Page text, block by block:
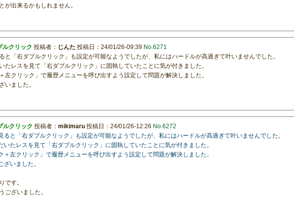
が出来るかもしれません。
ルクリック 投稿者： じんた 投稿日：24/01/26-09:39 No.6271
と「右ダブルクリック」も設定が可能なようでしたが、私にはハードルが高過ぎて叶いませんでした。
たレスを見て「右ダブルクリック」に固執していたことに気が付きました。
左クリック」で履歴メニューを呼び出すよう設定して問題が解決しました。
いました。
ルクリック 投稿者：mikimaru 投稿日：24/01/26-12:26 No.6272
ると「右ダブルクリック」も設定が可能なようでしたが、私にはハードルが高過ぎて叶いませんでした。
いたレスを見て「右ダブルクリック」に固執していたことに気が付きました。
＋左クリック」で履歴メニューを呼び出すよう設定して問題が解決しました。
ざいました。
です。
ございました。